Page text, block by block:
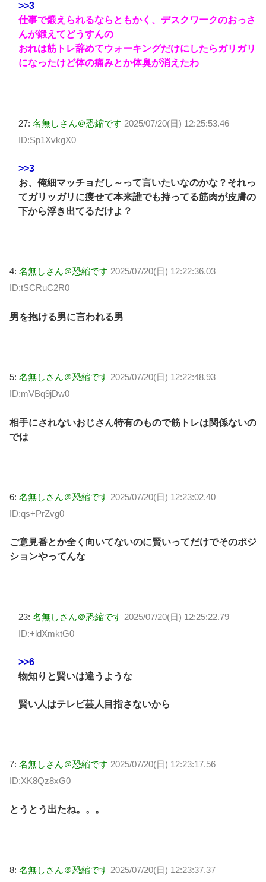
>>3
仕事で鍛えられるならともかく、デスクワークのおっさ
んが鍛えてどうすんの
おれは筋トレ辞めてウォーキングだけにしたらガリガリ
になったけど体の痛みとか体臭が消えたわ
27: 名無しさん＠恐縮です 2025/07/20(日) 12:25:53.46
ID:Sp1XvkgX0
>>3
お、俺細マッチョだし～って言いたいなのかな？それっ
てガリッガリに痩せて本来誰でも持ってる筋肉が皮膚の
下から浮き出てるだけよ？
4: 名無しさん＠恐縮です 2025/07/20(日) 12:22:36.03
ID:tSCRuC2R0
男を抱ける男に言われる男
5: 名無しさん＠恐縮です 2025/07/20(日) 12:22:48.93
ID:mVBq9jDw0
相手にされないおじさん特有のもので筋トレは関係ないの
では
6: 名無しさん＠恐縮です 2025/07/20(日) 12:23:02.40
ID:qs+PrZvg0
ご意見番とか全く向いてないのに賢いってだけでそのポジ
ションやってんな
23: 名無しさん＠恐縮です 2025/07/20(日) 12:25:22.79
ID:+ldXmktG0
>>6
物知りと賢いは違うような
賢い人はテレビ芸人目指さないから
7: 名無しさん＠恐縮です 2025/07/20(日) 12:23:17.56
ID:XK8Qz8xG0
とうとう出たね。。。
8: 名無しさん＠恐縮です 2025/07/20(日) 12:23:37.37